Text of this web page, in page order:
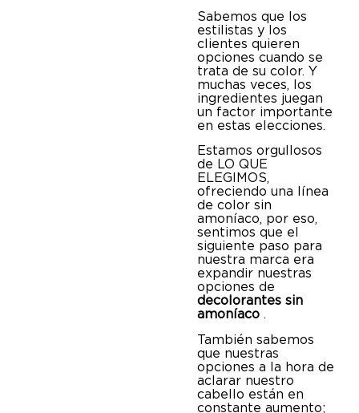
Sabemos que los
estilistas y los
clientes quieren
opciones cuando se
trata de su color. Y
muchas veces, los
ingredientes juegan
un factor importante
en estas elecciones.
Estamos orgullosos
de LO QUE
ELEGIMOS,
ofreciendo una línea
de color sin
amoníaco, por eso,
sentimos que el
siguiente paso para
nuestra marca era
expandir nuestras
opciones de
decolorantes sin
amoníaco .
También sabemos
que nuestras
opciones a la hora de
aclarar nuestro
cabello están en
constante aumento;